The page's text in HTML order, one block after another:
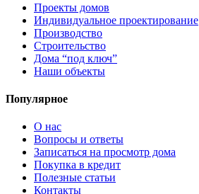
Проекты домов
Индивидуальное проектирование
Производство
Строительство
Дома “под ключ”
Наши объекты
Популярное
О нас
Вопросы и ответы
Записаться на просмотр дома
Покупка в кредит
Полезные статьи
Контакты